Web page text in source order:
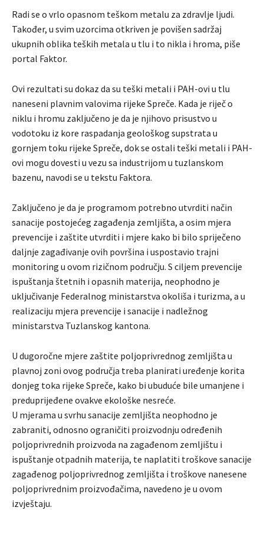
Radi se o vrlo opasnom teškom metalu za zdravlje ljudi.
Također, u svim uzorcima otkriven je povišen sadržaj
ukupnih oblika teških metala u tlu i to nikla i hroma, piše
portal Faktor.
Ovi rezultati su dokaz da su teški metali i PAH-ovi u tlu
naneseni plavnim valovima rijeke Spreče. Kada je riječ o
niklu i hromu zaključeno je da je njihovo prisustvo u
vodotoku iz kore raspadanja geološkog supstrata u
gornjem toku rijeke Spreče, dok se ostali teški metali i PAH-
ovi mogu dovesti u vezu sa industrijom u tuzlanskom
bazenu, navodi se u tekstu Faktora.
Zaključeno je da je programom potrebno utvrditi način
sanacije postojećeg zagađenja zemljišta, a osim mjera
prevencije i zaštite utvrditi i mjere kako bi bilo spriječeno
daljnje zagađivanje ovih površina i uspostavio trajni
monitoring u ovom rizičnom području. S ciljem prevencije
ispuštanja štetnih i opasnih materija, neophodno je
uključivanje Federalnog ministarstva okoliša i turizma, a u
realizaciju mjera prevencije i sanacije i nadležnog
ministarstva Tuzlanskog kantona.
U dugoročne mjere zaštite poljoprivrednog zemljišta u
plavnoj zoni ovog područja treba planirati uređenje korita
donjeg toka rijeke Spreče, kako bi ubuduće bile umanjene i
preduprijeđene ovakve ekološke nesreće.
U mjerama u svrhu sanacije zemljišta neophodno je
zabraniti, odnosno ograničiti proizvodnju određenih
poljoprivrednih proizvoda na zagađenom zemljištu i
ispuštanje otpadnih materija, te naplatiti troškove sanacije
zagađenog poljoprivrednog zemljišta i troškove nanesene
poljoprivrednim proizvođačima, navedeno je u ovom
izvještaju.